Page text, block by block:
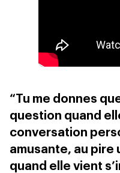
“Tu me donnes
question quand
conversation
amusante, au pire
quand elle vient